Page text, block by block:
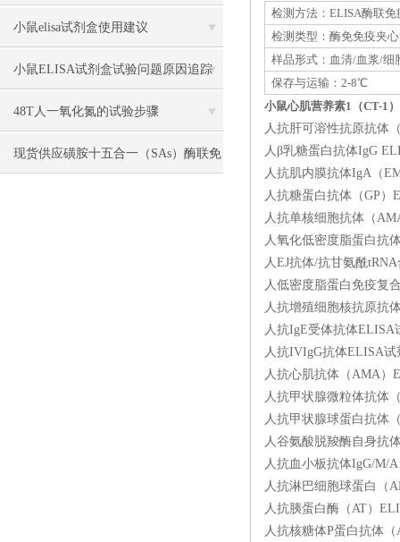
小鼠elisa试剂盒使用建议
小鼠ELISA试剂盒试验问题原因追踪
48T人一氧化氮的试验步骤
现货供应磺胺十五合一（SAs）酶联免
检测方法：ELISA酶联免
检测类型：酶免免疫夹
样品形式：血清/血浆/细
保存与运输：2-8℃
小鼠心肌营养素1（CT-1
人抗肝可溶性抗原抗体
人β乳糖蛋白抗体IgG
人抗肌内膜抗体IgA（
人抗糖蛋白抗体（GP
人抗单核细胞抗体（
人氧化低密度脂蛋白抗
人EJ抗体/抗甘氨酰
人低密度脂蛋白免疫复
人抗增殖细胞核抗原抗
人抗IgE受体抗体
人抗IVIgG抗体ELISA
人抗心肌抗体（AMA）
人抗甲状腺微粒体抗体
人抗甲状腺球蛋白抗体
人谷氨酸脱羧酶自身抗
人抗血小板抗体IgG/M/
人抗淋巴细胞球蛋白（
人抗胰蛋白酶（AT）
人抗核糖体P蛋白抗体